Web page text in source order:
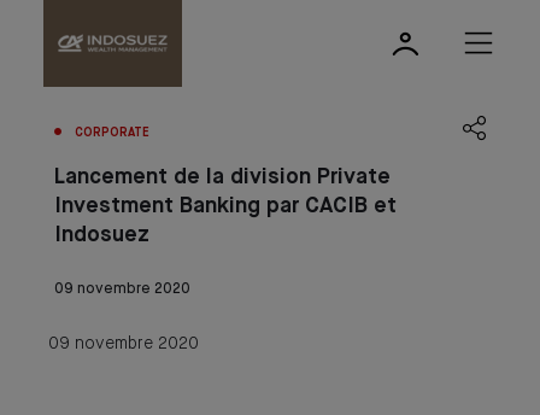
CORPORATE
Lancement de la division Private
Investment Banking par CACIB et
Indosuez
09 novembre 2020
09 novembre 2020